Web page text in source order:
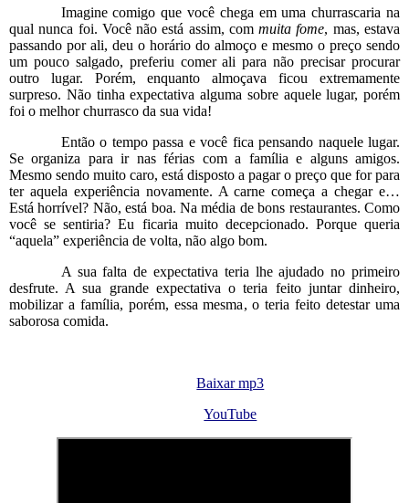
Imagine comigo que você chega em uma churrascaria na
qual nunca foi. Você não está assim, commuita fome, mas, estava
passando por ali, deu o horário do almoço e mesmo o preço sendo
um pouco salgado, preferiu comer ali para não precisar procurar
outro lugar. Porém, enquanto almoçava ficou extremamente
surpreso. Não tinha expectativa alguma sobre aquele lugar, porém
foi o melhor churrasco da sua vida!
Então o tempo passa e você fica pensando naquele lugar.
Se organiza para ir nas férias com a família e alguns amigos.
Mesmo sendo muito caro, está disposto a pagar o preço que for para
ter aquela experiência novamente. A carne começa a chegar e…
Está horrível? Não, está boa. Na média de bons restaurantes. Como
você se sentiria? Eu ficaria muito decepcionado. Porque queria
“aquela” experiência de volta, não algo bom.
A sua falta de expectativa teria lhe ajudado no primeiro
desfrute. A sua grande expectativa o teria feito juntar dinheiro,
mobilizar a família, porém, essa mesma, o teria feito detestar uma
saborosa comida.
Baixar mp3
YouTube